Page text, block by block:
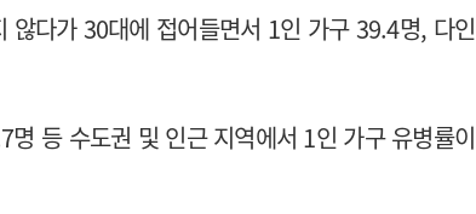
다가 30대에 접어들면서 1인 가구 39.4명, 다인
등 수도권 및 인근 지역에서 1인 가구 유병률이